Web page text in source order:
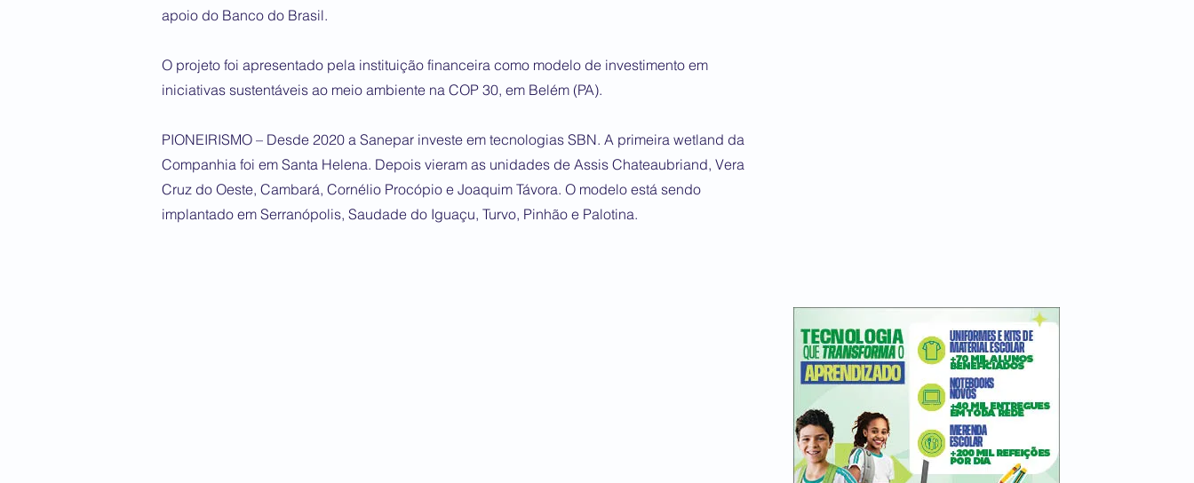
apoio do Banco do Brasil.
O projeto foi apresentado pela instituição financeira como modelo de investimento em
iniciativas sustentáveis ao meio ambiente na COP 30, em Belém (PA).
PIONEIRISMO – Desde 2020 a Sanepar investe em tecnologias SBN. A primeira wetland da
Companhia foi em Santa Helena. Depois vieram as unidades de Assis Chateaubriand, Vera
Cruz do Oeste, Cambará, Cornélio Procópio e Joaquim Távora. O modelo está sendo
implantado em Serranópolis, Saudade do Iguaçu, Turvo, Pinhão e Palotina.